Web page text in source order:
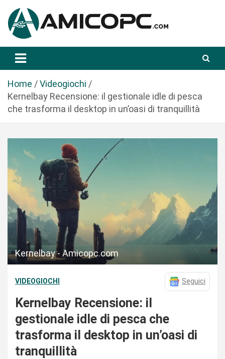
a
Amicopc.com
Home
Videogiochi
Kernelbay Recensione: il gestionale idle di pesca
che trasforma il desktop in un’oasi di tranquillità
Kernelbay - Amicopc.com
VIDEOGIOCHI Seguici
Kernelbay Recensione: il
gestionale idle di pesca che
trasforma il desktop in un’oasi di
tranquillità